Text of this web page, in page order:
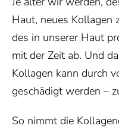
Haut, neues Kollagen
des in unserer Haut
mit der Zeit ab. Und
Kollagen kann durch
geschädigt werden –
So nimmt die